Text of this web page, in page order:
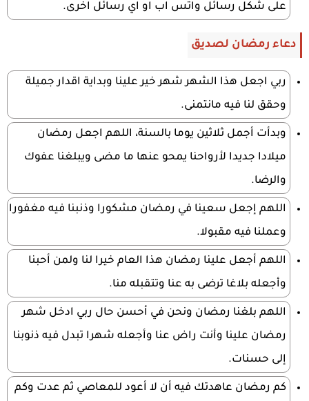
على شكل رسائل واتس اب او اي رسائل اخرى.
دعاء رمضان لصديق
ربي اجعل هذا الشهر شهر خير علينا وبداية اقدار جميلة
وحقق لنا فيه مانتمنى.
وبدأت أجمل ثلاثين يوما بالسنة، اللهم اجعل رمضان
ميلادا جديدا لأرواحنا يمحو عنها ما مضى ويبلغنا عفوك
والرضا.
اللهم إجعل سعينا في رمضان مشكورا وذنبنا فيه مغفورا
وعملنا فيه مقبولا.
اللهم أجعل علينا رمضان هذا العام خيرا لنا ولمن أحبنا
وأجعله بلاغا ترضى به عنا وتتقبله منا.
اللهم بلغنا رمضان ونحن في أحسن حال ربي ادخل شهر
رمضان علينا وأنت راض عنا وأجعله شهرا تبدل فيه ذنوبنا
إلى حسنات.
كم رمضان عاهدتك فيه أن لا أعود للمعاصي ثم عدت وكم